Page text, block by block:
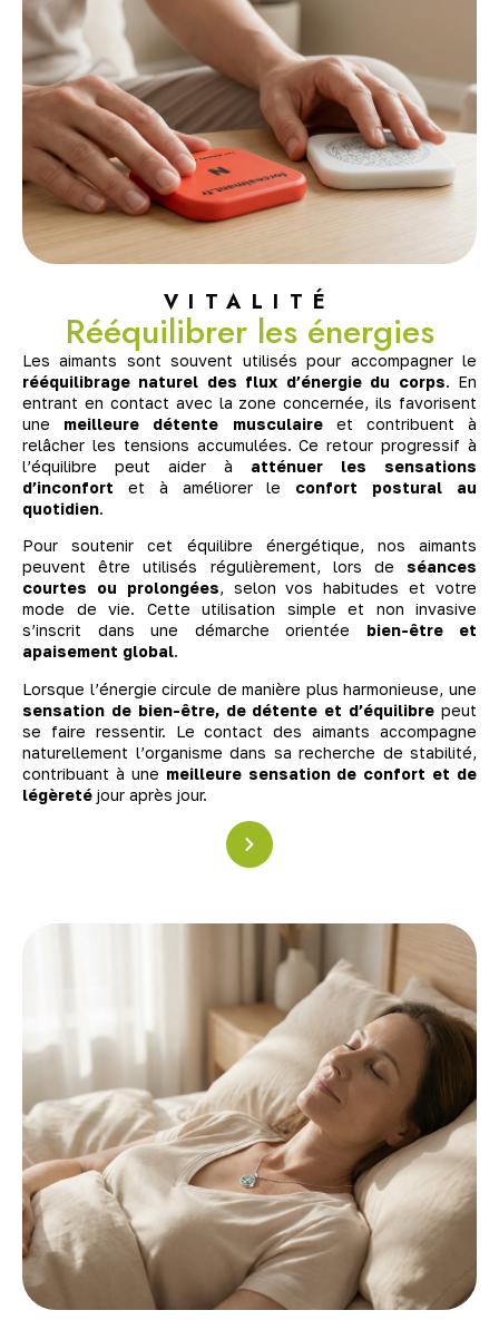
VITALITÉ
Rééquilibrer les énergies
Les aimants sont souvent utilisés pour accompagner le
rééquilibrage naturel des flux d’énergie du corps. En
entrant en contact avec la zone concernée, ils favorisent
une meilleure détente musculaireet contribuent à
relâcher les tensions accumulées. Ce retour progressif à
l’équilibre peut aider à atténuer les sensations
d’inconfort et à améliorer le confort postural au
quotidien.
Pour soutenir cet équilibre énergétique, nos aimants
peuvent être utilisés régulièrement, lors de séances
courtes ou prolongées, selon vos habitudes et votre
mode de vie. Cette utilisation simple et non invasive
s’inscrit dans une démarche orientée bien-être et
apaisement global.
Lorsque l’énergie circule de manière plus harmonieuse, une
sensation de bien-être, de détente et d’équilibre peut
se faire ressentir. Le contact des aimants accompagne
naturellement l’organisme dans sa recherche de stabilité,
contribuant à une meilleure sensation de confort et de
légèreté jour après jour.